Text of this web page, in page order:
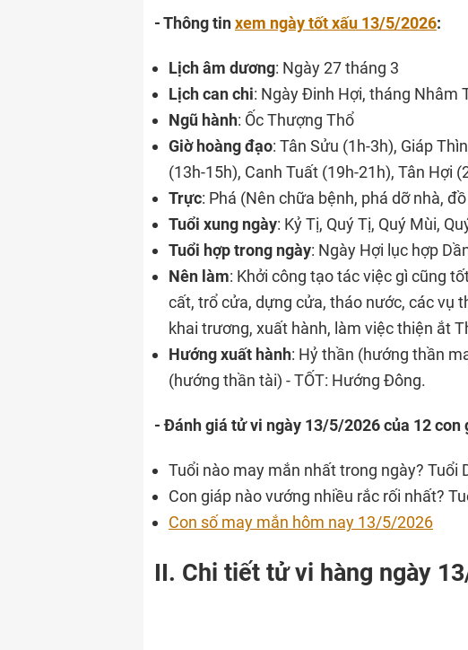
- Thông tinxem ngày tốt xấu 13/5/2026:
Lịch âm dương: Ngày 27 tháng 3
Lịch can chi: Ngày Đinh Hợi, tháng Nhâm
Ngũ hành: Ốc Thượng Thổ
Giờ hoàng đạo: Tân Sửu (1h-3h), Giáp
(13h-15h), Canh Tuất (19h-21h), Tân Hợi
Trực: Phá (Nên chữa bệnh, phá dỡ nhà,
Tuổi xung ngày: Kỷ Tị, Quý Tị, Quý Mùi,
Tuổi hợp trong ngày: Ngày Hợi lục hợp
Nên làm: Khởi công tạo tác việc gì cũng
cất, trổ cửa, dựng cửa, tháo nước, các vụ
khai trương, xuất hành, làm việc thiện ắt
Hướng xuất hành: Hỷ thần (hướng thần
(hướng thần tài) - TỐT: Hướng Đông.
- Đánh giá tử vi ngày 13/5/2026 của 12 con
Tuổi nào may mắn nhất trong ngày? Tuổi
Con giáp nào vướng nhiều rắc rối nhất?
Con số may mắn hôm nay 13/5/2026
II. Chi tiết tử vi hàng ngày